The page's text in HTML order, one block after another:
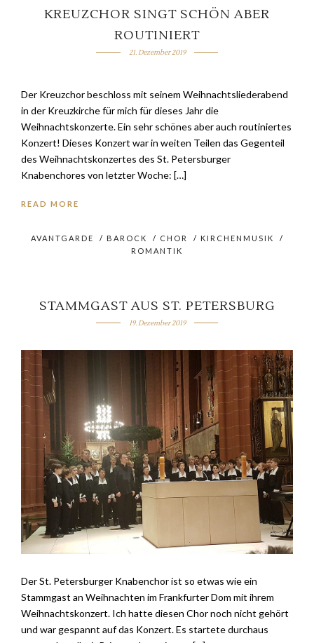
KREUZCHOR SINGT SCHÖN ABER
ROUTINIERT
21. Dezember 2019
Der Kreuzchor beschloss mit seinem Weihnachtsliederabend
in der Kreuzkirche für mich für dieses Jahr die
Weihnachtskonzerte. Ein sehr schönes aber auch routiniertes
Konzert! Dieses Konzert war in weiten Teilen das Gegenteil
des Weihnachtskonzertes des St. Petersburger
Knabenchores von letzter Woche: […]
READ MORE
AVANTGARDE / BAROCK / CHOR / KIRCHENMUSIK
/
ROMANTIK
STAMMGAST AUS ST. PETERSBURG
19. Dezember 2019
Der St. Petersburger Knabenchor ist so etwas wie ein
Stammgast an Weihnachten im Frankfurter Dom mit ihrem
Weihnachtskonzert. Ich hatte diesen Chor noch nicht gehört
und war gespannt auf das Konzert. Es startete durchaus